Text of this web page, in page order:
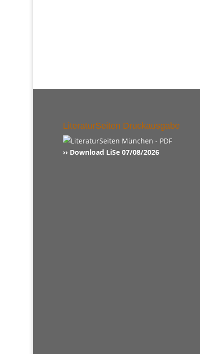
LiteraturSeiten Druckausgabe
›› Download LiSe 07/08/2026